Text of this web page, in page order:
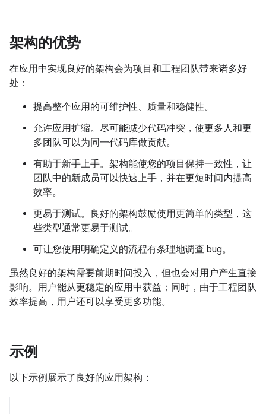
架构的优势
在应用中实现良好的架构会为项目和工程团队带来诸多好
处：
提高整个应用的可维护性、质量和稳健性。
允许应用扩缩。尽可能减少代码冲突，使更多人和更
多团队可以为同一代码库做贡献。
有助于新手上手。架构能使您的项目保持一致性，让
团队中的新成员可以快速上手，并在更短时间内提高
效率。
更易于测试。良好的架构鼓励使用更简单的类型，这
些类型通常更易于测试。
可让您使用明确定义的流程有条理地调查 bug。
虽然良好的架构需要前期时间投入，但也会对用户产生直接
影响。用户能从更稳定的应用中获益；同时，由于工程团队
效率提高，用户还可以享受更多功能。
示例
以下示例展示了良好的应用架构：